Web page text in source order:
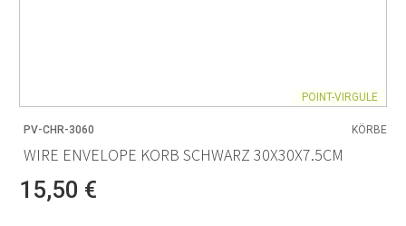
POINT-VIRGULE
PV-CHR-3060 KÖRBE
WIRE ENVELOPE KORB SCHWARZ 30X30X7.5CM
15,50 €